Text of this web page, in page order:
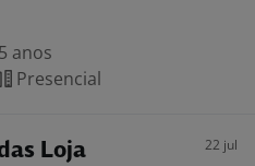
anos
Presencial
Loja
22 jul